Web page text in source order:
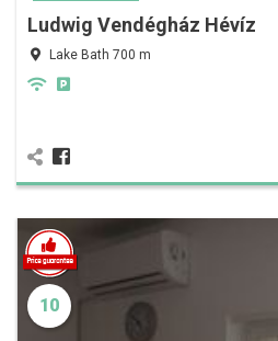
Ludwig Vendégház Hévíz
Lake Bath 700 m
10